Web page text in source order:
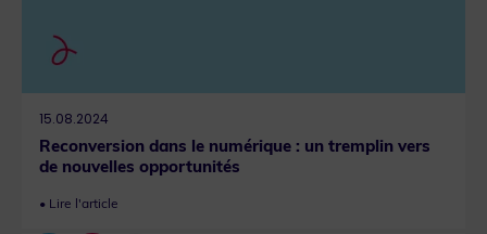
15.08.2024
Reconversion dans le numérique : un tremplin vers
de nouvelles opportunités